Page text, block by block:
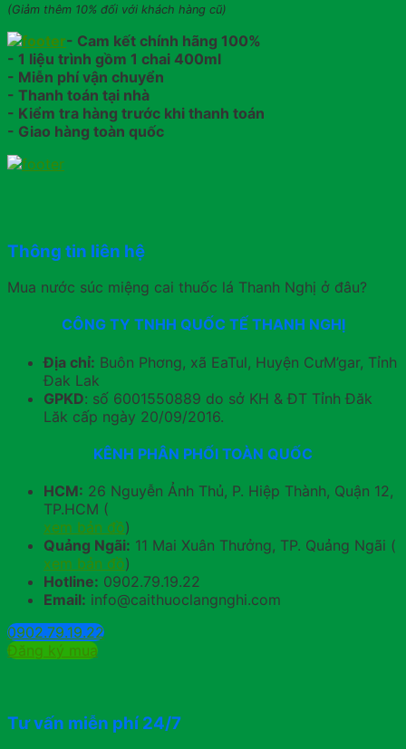
(Giảm thêm 10% đối với khách hàng cũ)
- Cam kết chính hãng 100%
- 1 liệu trình gồm 1 chai 400ml
- Miễn phí vận chuyển
- Thanh toán tại nhà
- Kiểm tra hàng trước khi thanh toán
- Giao hàng toàn quốc
Thông tin liên hệ
Mua nước súc miệng cai thuốc lá Thanh Nghị ở đâu?
CÔNG TY TNHH QUỐC TẾ THANH NGHỊ
Địa chỉ: Buôn Phơng, xã EaTul, Huyện CưM’gar, Tỉnh
Đak Lak
GPKD: số 6001550889 do sở KH & ĐT Tỉnh Đăk
Lăk cấp ngày 20/09/2016.
KÊNH PHÂN PHỐI TOÀN QUỐC
HCM: 26 Nguyễn Ảnh Thủ, P. Hiệp Thành, Quận 12,
TP.HCM (
xem bản đồ)
Quảng Ngãi: 11 Mai Xuân Thưởng, TP. Quảng Ngãi (
xem bản đồ)
Hotline: 0902.79.19.22
Email: info@caithuoclangnghi.com
0902.79.19.22
Đăng ký mua
Tư vấn miễn phí 24/7